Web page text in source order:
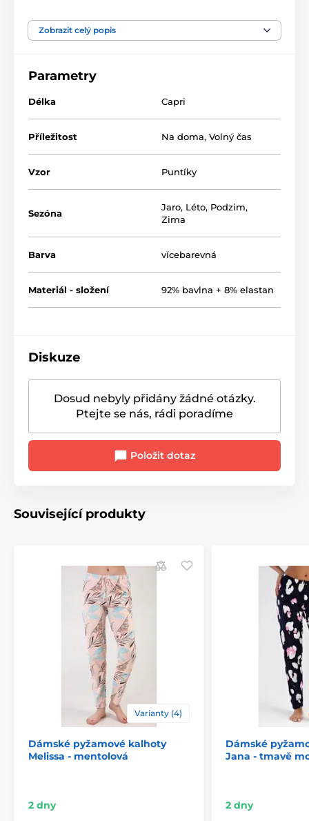
stálost. Prádlo z tohoto materiálu je vhodné pro
každodenní nošení..
Zobrazit celý popis
Parametry
Délka Capri
Příležitost Na doma, Volný čas
Vzor Puntíky
Sezóna
Jaro, Léto, Podzim,
Zima
Barva vícebarevná
Materiál - složení 92% bavlna + 8% elastan
Diskuze
Dosud nebyly přidány žádné otázky.
Ptejte se nás, rádi poradíme
Položit dotaz
Související produkty
Varianty (4)
Dámské pyžamové kalhoty
Melissa - mentolová
2 dny
Dámské
Jana - tmavě
2 dny